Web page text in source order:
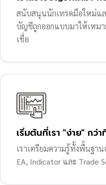
สนับสนุนนักเทรดมือใหม่แ
บัญชีถูกออกแบบมาให้เหม
เชื่อ
เริ่มต้นที่เรา "ง่าย" กว่
เราเตรียมความรู้ทั้งพื้นฐา
EA, Indicator และ Trade